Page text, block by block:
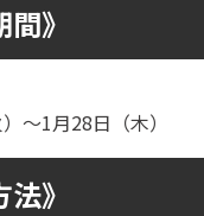
間》
～1月28日（木）
法》